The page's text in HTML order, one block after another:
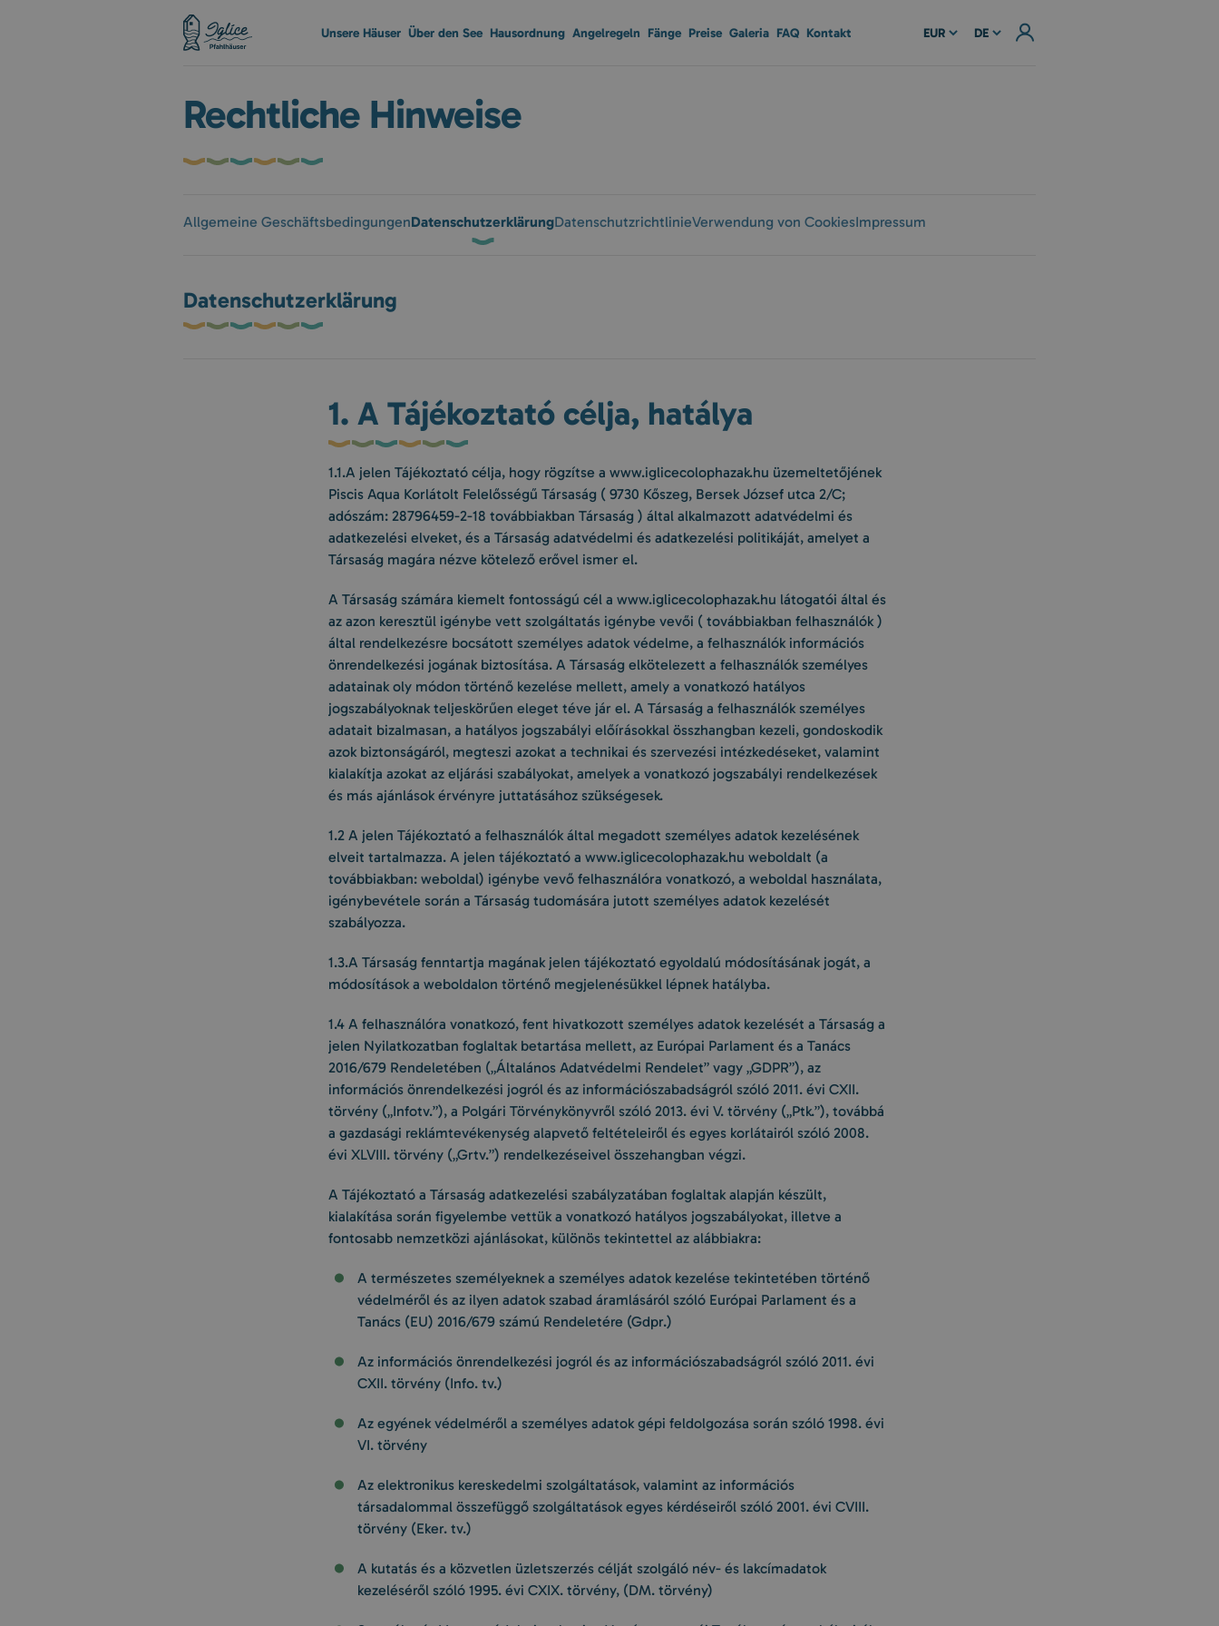
Unsere Häuser Über den See Hausordnung Angelregeln Fänge Preise Galeria FAQ Kontakt EUR DE
Rechtliche Hinweise
Allgemeine GeschäftsbedingungenDatenschutzerklärungDatenschutzrichtlinieVerwendung von CookiesImpressum
Datenschutzerklärung
1. A Tájékoztató célja, hatálya
1.1.A jelen Tájékoztató célja, hogy rögzítse a www.iglicecolophazak.hu üzemeltetőjének
Piscis Aqua Korlátolt Felelősségű Társaság ( 9730 Kőszeg, Bersek József utca 2/C;
adószám: 28796459-2-18 továbbiakban Társaság ) által alkalmazott adatvédelmi és
adatkezelési elveket, és a Társaság adatvédelmi és adatkezelési politikáját, amelyet a
Társaság magára nézve kötelező erővel ismer el.
A Társaság számára kiemelt fontosságú cél a www.iglicecolophazak.hu látogatói által és
az azon keresztül igénybe vett szolgáltatás igénybe vevői ( továbbiakban felhasználók )
által rendelkezésre bocsátott személyes adatok védelme, a felhasználók információs
önrendelkezési jogának biztosítása. A Társaság elkötelezett a felhasználók személyes
adatainak oly módon történő kezelése mellett, amely a vonatkozó hatályos
jogszabályoknak teljeskörűen eleget téve jár el. A Társaság a felhasználók személyes
adatait bizalmasan, a hatályos jogszabályi előírásokkal összhangban kezeli, gondoskodik
azok biztonságáról, megteszi azokat a technikai és szervezési intézkedéseket, valamint
kialakítja azokat az eljárási szabályokat, amelyek a vonatkozó jogszabályi rendelkezések
és más ajánlások érvényre juttatásához szükségesek.
1.2 A jelen Tájékoztató a felhasználók által megadott személyes adatok kezelésének
elveit tartalmazza. A jelen tájékoztató a www.iglicecolophazak.hu weboldalt (a
továbbiakban: weboldal) igénybe vevő felhasználóra vonatkozó, a weboldal használata,
igénybevétele során a Társaság tudomására jutott személyes adatok kezelését
szabályozza.
1.3.A Társaság fenntartja magának jelen tájékoztató egyoldalú módosításának jogát, a
módosítások a weboldalon történő megjelenésükkel lépnek hatályba.
1.4 A felhasználóra vonatkozó, fent hivatkozott személyes adatok kezelését a Társaság a
jelen Nyilatkozatban foglaltak betartása mellett, az Európai Parlament és a Tanács
2016/679 Rendeletében („Általános Adatvédelmi Rendelet” vagy „GDPR”), az
információs önrendelkezési jogról és az információszabadságról szóló 2011. évi CXII.
törvény („Infotv.”), a Polgári Törvénykönyvről szóló 2013. évi V. törvény („Ptk.”), továbbá
a gazdasági reklámtevékenység alapvető feltételeiről és egyes korlátairól szóló 2008.
évi XLVIII. törvény („Grtv.”) rendelkezéseivel összehangban végzi.
A Tájékoztató a Társaság adatkezelési szabályzatában foglaltak alapján készült,
kialakítása során figyelembe vettük a vonatkozó hatályos jogszabályokat, illetve a
fontosabb nemzetközi ajánlásokat, különös tekintettel az alábbiakra:
A természetes személyeknek a személyes adatok kezelése tekintetében történő
védelméről és az ilyen adatok szabad áramlásáról szóló Európai Parlament és a
Tanács (EU) 2016/679 számú Rendeletére (Gdpr.)
Az információs önrendelkezési jogról és az információszabadságról szóló 2011. évi
CXII. törvény (Info. tv.)
Az egyének védelméről a személyes adatok gépi feldolgozása során szóló 1998. évi
VI. törvény
Az elektronikus kereskedelmi szolgáltatások, valamint az információs
társadalommal összefüggő szolgáltatások egyes kérdéseiről szóló 2001. évi CVIII.
törvény (Eker. tv.)
A kutatás és a közvetlen üzletszerzés célját szolgáló név- és lakcímadatok
kezeléséről szóló 1995. évi CXIX. törvény, (DM. törvény)